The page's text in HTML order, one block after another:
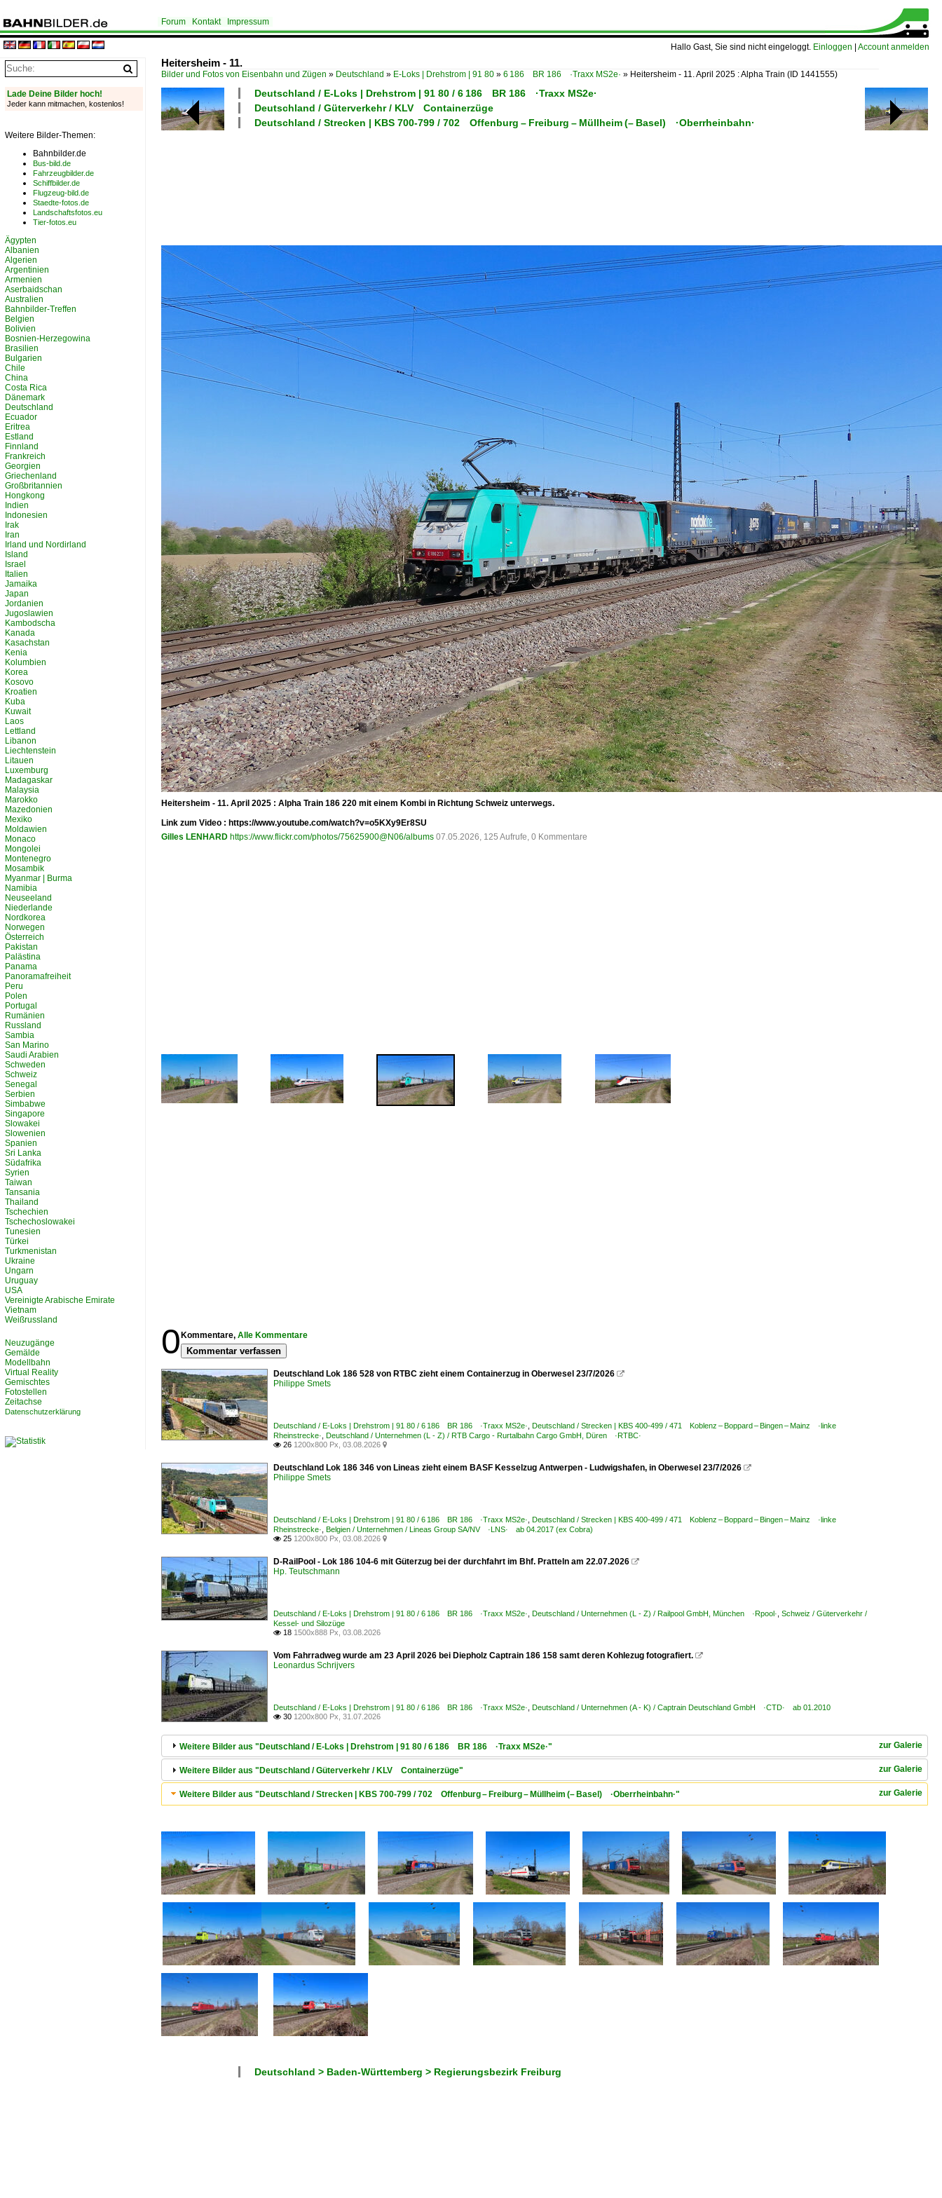
Hallo Gast, Sie sind nicht eingeloggt. Einloggen Account anmelden
Forum Kontakt Impressum
Heitersheim - 11.
Bilder und Fotos von Eisenbahn und Zügen » Deutschland » E-Loks | Drehstrom | 91 80 » 6 186 BR 186 ·Traxx MS2e· » Heitersheim - 11. April 2025 : Alpha Train (ID 1441555)
Deutschland / E-Loks | Drehstrom | 91 80 / 6 186 BR 186 ·Traxx MS2e·
Deutschland / Güterverkehr / KLV Containerzüge
Deutschland / Strecken | KBS 700-799 / 702 Offenburg – Freiburg – Müllheim (– Basel) ·Oberrheinbahn·
Heitersheim - 11. April 2025 : Alpha Train 186 220 mit einem Kombi in Richtung Schweiz unterwegs.
Link zum Video : https://www.youtube.com/watch?v=o5KXy9Er8SU
Gilles LENHARD https://www.flickr.com/photos/75625900@N06/albums 07.05.2026, 125 Aufrufe, 0 Kommentare
0 Kommentare, Alle Kommentare
Kommentar verfassen
Deutschland Lok 186 528 von RTBC zieht einem Containerzug in Oberwesel 23/7/2026 
Philippe Smets
Deutschland / E-Loks | Drehstrom | 91 80 / 6 186 BR 186 ·Traxx MS2e· Deutschland / Strecken | KBS 400-499 / 471 Koblenz – Boppard – Bingen – Mainz ·linke
Rheinstrecke· Deutschland / Unternehmen (L - Z) / RTB Cargo - Rurtalbahn Cargo GmbH, Düren ·RTBC·
 26 1200x800 Px, 03.08.2026 
Deutschland Lok 186 346 von Lineas zieht einem BASF Kesselzug Antwerpen - Ludwigshafen, in Oberwesel 23/7/2026 
Philippe Smets
Deutschland / E-Loks | Drehstrom | 91 80 / 6 186 BR 186 ·Traxx MS2e· Deutschland / Strecken | KBS 400-499 / 471 Koblenz – Boppard – Bingen – Mainz ·linke
Rheinstrecke· Belgien / Unternehmen / Lineas Group SA/NV ·LNS· ab 04.2017 (ex Cobra)
 25 1200x800 Px, 03.08.2026 
D-RailPool - Lok 186 104-6 mit Güterzug bei der durchfahrt im Bhf. Pratteln am 22.07.2026 
Hp. Teutschmann
Deutschland / E-Loks | Drehstrom | 91 80 / 6 186 BR 186 ·Traxx MS2e· Deutschland / Unternehmen (L - Z) / Railpool GmbH, München ·Rpool· Schweiz / Güterverkehr /
Kessel- und Silozüge
 18 1500x888 Px, 03.08.2026
Vom Fahrradweg wurde am 23 April 2026 bei Diepholz Captrain 186 158 samt deren Kohlezug fotografiert. 
Leonardus Schrijvers
Deutschland / E-Loks | Drehstrom | 91 80 / 6 186 BR 186 ·Traxx MS2e· Deutschland / Unternehmen (A - K) / Captrain Deutschland GmbH ·CTD· ab 01.2010
 30 1200x800 Px, 31.07.2026
zur Galerie
Weitere Bilder aus "Deutschland / E-Loks | Drehstrom | 91 80 / 6 186 BR 186 ·Traxx MS2e·"
zur Galerie
Weitere Bilder aus "Deutschland / Güterverkehr / KLV Containerzüge"
zur Galerie
Weitere Bilder aus "Deutschland / Strecken | KBS 700-799 / 702 Offenburg – Freiburg – Müllheim (– Basel) ·Oberrheinbahn·"
Deutschland > Baden-Württemberg > Regierungsbezirk Freiburg
Lade Deine Bilder hoch!
Jeder kann mitmachen, kostenlos!
Weitere Bilder-Themen:
Bahnbilder.de
Bus-bild.de
Fahrzeugbilder.de
Schiffbilder.de
Flugzeug-bild.de
Staedte-fotos.de
Landschaftsfotos.eu
Tier-fotos.eu
Ägypten
Albanien
Algerien
Argentinien
Armenien
Aserbaidschan
Australien
Bahnbilder-Treffen
Belgien
Bolivien
Bosnien-Herzegowina
Brasilien
Bulgarien
Chile
China
Costa Rica
Dänemark
Deutschland
Ecuador
Eritrea
Estland
Finnland
Frankreich
Georgien
Griechenland
Großbritannien
Hongkong
Indien
Indonesien
Irak
Iran
Irland und Nordirland
Island
Israel
Italien
Jamaika
Japan
Jordanien
Jugoslawien
Kambodscha
Kanada
Kasachstan
Kenia
Kolumbien
Korea
Kosovo
Kroatien
Kuba
Kuwait
Laos
Lettland
Libanon
Liechtenstein
Litauen
Luxemburg
Madagaskar
Malaysia
Marokko
Mazedonien
Mexiko
Moldawien
Monaco
Mongolei
Montenegro
Mosambik
Myanmar | Burma
Namibia
Neuseeland
Niederlande
Nordkorea
Norwegen
Österreich
Pakistan
Palästina
Panama
Panoramafreiheit
Peru
Polen
Portugal
Rumänien
Russland
Sambia
San Marino
Saudi Arabien
Schweden
Schweiz
Senegal
Serbien
Simbabwe
Singapore
Slowakei
Slowenien
Spanien
Sri Lanka
Südafrika
Syrien
Taiwan
Tansania
Thailand
Tschechien
Tschechoslowakei
Tunesien
Türkei
Turkmenistan
Ukraine
Ungarn
Uruguay
USA
Vereinigte Arabische Emirate
Vietnam
Weißrussland
Neuzugänge
Gemälde
Modellbahn
Virtual Reality
Gemischtes
Fotostellen
Zeitachse
Datenschutzerklärung